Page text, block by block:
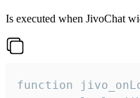
Is executed when JivoChat
function